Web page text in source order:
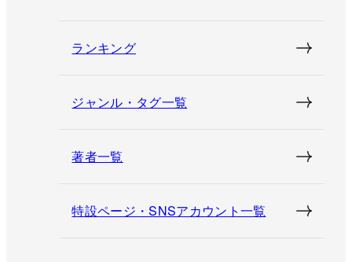
ランキング
ジャンル・タグ一覧
著者一覧
特設ページ・SNSアカウント一覧